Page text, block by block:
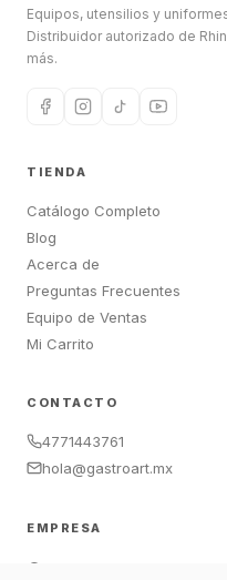
Equipos, utensilios y
Distribuidor autorizado de
más.
TIENDA
Catálogo Completo
Blog
Acerca de
Preguntas Frecuentes
Equipo de Ventas
Mi Carrito
CONTACTO
4771443761
hola@gastroart.mx
EMPRESA